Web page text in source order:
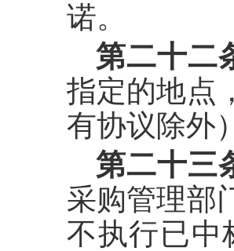
诺。
第二十二
指定的地点
有协议除外
第二十三
采购管理部
不执行已中